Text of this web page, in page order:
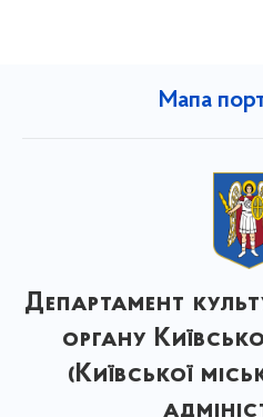
Мапа
Департамент
органу
(Київської